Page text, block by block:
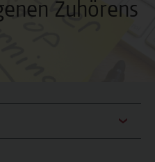
Zuhörens